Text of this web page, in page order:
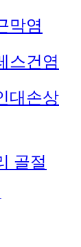
막염
스건염
대손상
골절